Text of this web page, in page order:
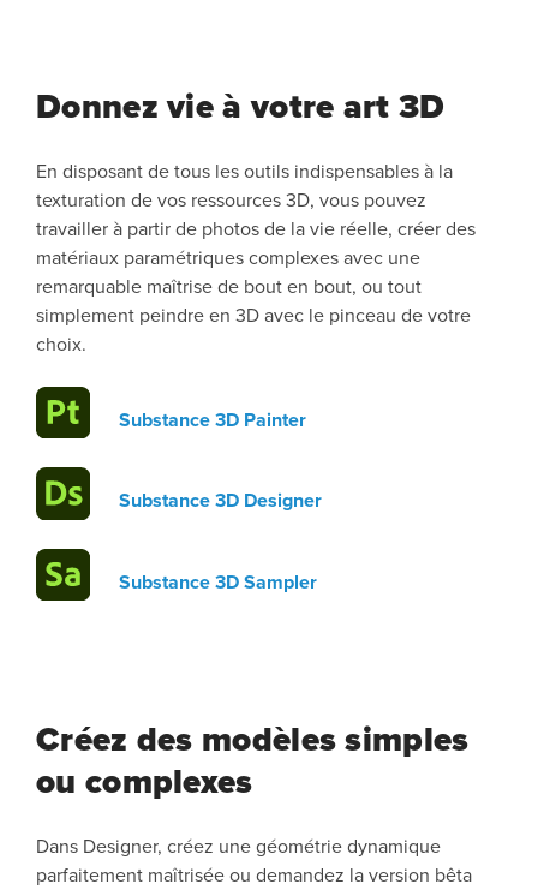
Donnez vie à votre art 3D
En disposant de tous les outils indispensables à la
texturation de vos ressources 3D, vous pouvez
travailler à partir de photos de la vie réelle, créer des
matériaux paramétriques complexes avec une
remarquable maîtrise de bout en bout, ou tout
simplement peindre en 3D avec le pinceau de votre
choix.
Substance 3D Painter
Substance 3D Designer
Substance 3D Sampler
Créez des modèles simples
ou complexes
Dans Designer, créez une géométrie dynamique
parfaitement maîtrisée ou demandez la version bêta